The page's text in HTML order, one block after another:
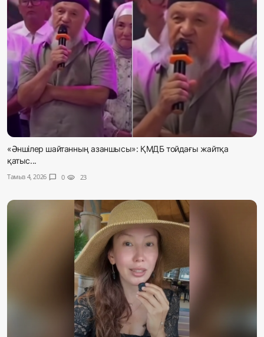
«Әншілер шайтанның азаншысы»: ҚМДБ тойдағы жайтқа
қатыс...
Тамыз 4, 2026 chat_bubble 0 visibility 23